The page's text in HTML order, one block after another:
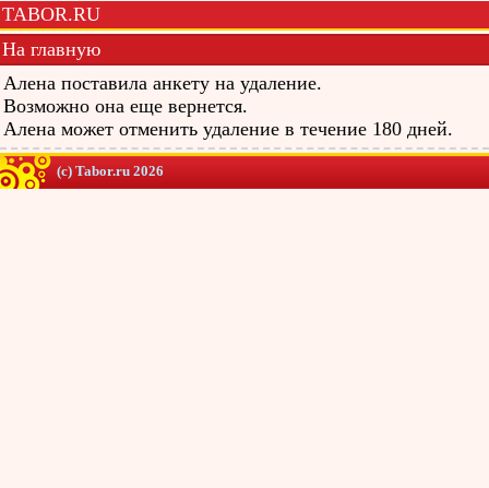
TABOR.RU
На главную
Алена поставила анкету на удаление.
Возможно она еще вернется.
Алена может отменить удаление в течение 180 дней.
(c) Tabor.ru 2026